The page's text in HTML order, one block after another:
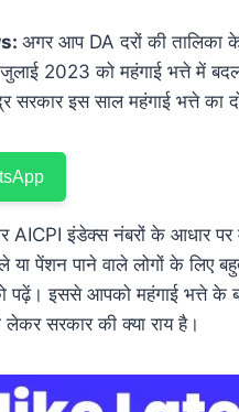
अगर आप DA दरों की
2023 को महंगाई भत्ते में
इस साल महंगाई भत्ते का
इंडेक्स नंबरों के आधार पर
या पेंशन पाने वाले लोगों के
पढ़ें। इससे आपको महंगाई भत्ते
सरकार की क्या राय है।